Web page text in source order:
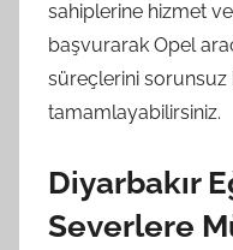
sahiplerine hizmet
başvurarak Opel
süreçlerini sorunsuz
tamamlayabilirsiniz.
Diyarbakır
Severlere